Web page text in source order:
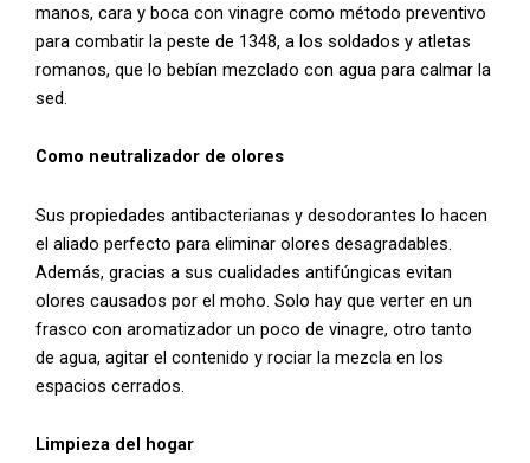
manos, cara y boca con vinagre como método preventivo
para combatir la peste de 1348, a los soldados y atletas
romanos, que lo bebían mezclado con agua para calmar la
sed.
Como neutralizador de olores
Sus propiedades antibacterianas y desodorantes lo hacen
el aliado perfecto para eliminar olores desagradables.
Además, gracias a sus cualidades antifúngicas evitan
olores causados por el moho. Solo hay que verter en un
frasco con aromatizador un poco de vinagre, otro tanto
de agua, agitar el contenido y rociar la mezcla en los
espacios cerrados.
Limpieza del hogar